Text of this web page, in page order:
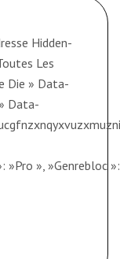
Hidden-
Les
Die » Data-
Data-
», »Genrebloc